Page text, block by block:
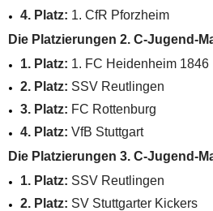
4. Platz: 1. CfR Pforzheim
Die Platzierungen 2. C-Jugend-
1. Platz: 1. FC Heidenheim 1846
2. Platz: SSV Reutlingen
3. Platz: FC Rottenburg
4. Platz: VfB Stuttgart
Die Platzierungen 3. C-Jugend-
1. Platz: SSV Reutlingen
2. Platz: SV Stuttgarter Kickers